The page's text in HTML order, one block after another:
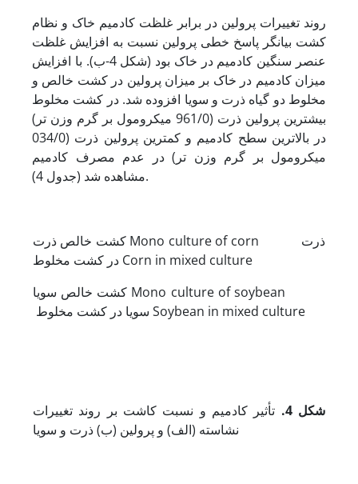
روند تغییرات پرولین در برابر غلظت کادمیم خاک و نظام
کشت بیانگر پاسخ خطی پرولین نسبت به افزایش غلظت
عنصر سنگین کادمیم در خاک بود (شکل 4-ب). با افزایش
میزان کادمیم در خاک بر میزان پرولین در کشت خالص و
مخلوط دو گیاه ذرت و سویا افزوده شد. در کشت مخلوط
بیشترین پرولین ذرت (961/0 میکرومول بر گرم وزن تر)
در بالاترین سطح کادمیم و کمترین پرولین ذرت (034/0
میکرومول بر گرم وزن تر) در عدم مصرف کادمیم
مشاهده شد (جدول 4).
کشت خالص ذرت Mono culture of corn ذرت
در کشت مخلوط Corn in mixed culture
کشت خالص سویا Mono culture of soybean
سویا در کشت مخلوط Soybean in mixed culture
شکل 4 . تأثیر کادمیم و نسبت کاشت بر روند تغییرات
نشاسته (الف) و پرولین (ب) ذرت و سویا